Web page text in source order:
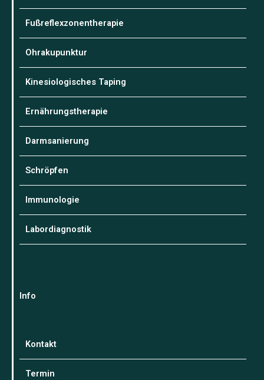
Fußreflexzonentherapie
Ohrakupunktur
Kinesiologisches Taping
Ernährungstherapie
Darmsanierung
Schröpfen
Immunologie
Labordiagnostik
Info
Kontakt
Termin